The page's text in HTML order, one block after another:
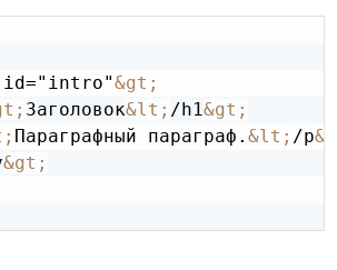
&gt;
Заголовок&lt; /h1&gt;
Параграфный параграф. &lt; /p
&gt;